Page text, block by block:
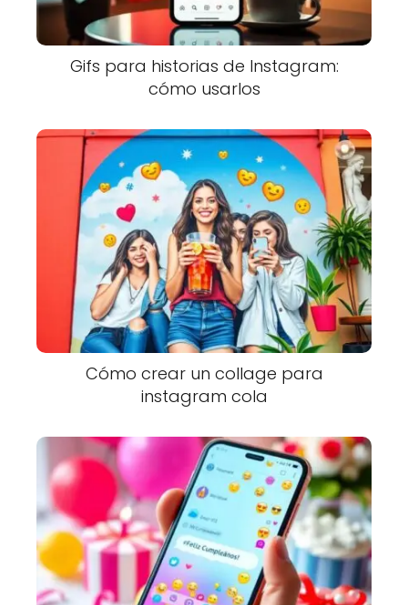
Gifs para historias de Instagram:
cómo usarlos
Cómo crear un collage para
instagram cola